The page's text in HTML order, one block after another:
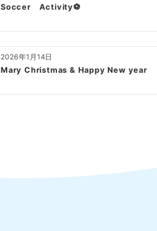
Soccer Activity⚽
2026年1月14日
Mary Christmas & Happy New year